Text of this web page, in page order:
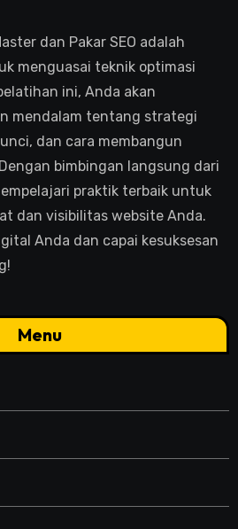
dan Pakar SEO adalah
menguasai teknik optimasi
ini, Anda akan
mendalam tentang strategi
dan cara membangun
bimbingan langsung dari
praktik terbaik untuk
dan visibilitas website Anda.
Anda dan capai kesuksesan
Menu